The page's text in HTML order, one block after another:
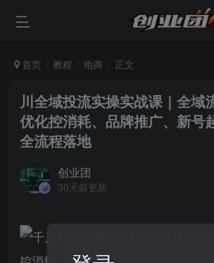
首页 教程 电商 正文
川全域投流实操实战课｜全域
优化控消耗、品牌推广、新号
全流程落地
创业团
30天前更新